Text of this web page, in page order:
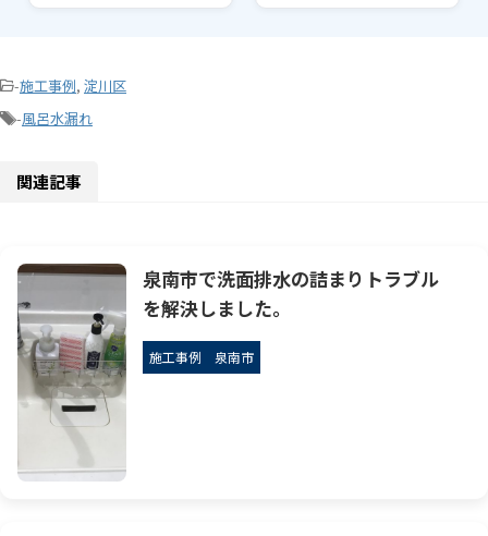
-施工事例, 淀川区
-風呂水漏れ
関連記事
泉南市で洗面排水の詰まりトラブル
を解決しました。
施工事例 泉南市